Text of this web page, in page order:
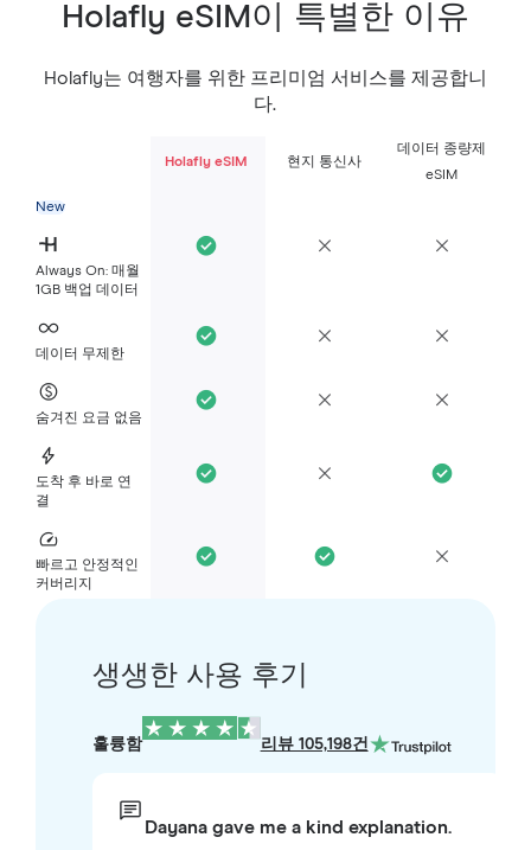
Holafly eSIM이 특별한 이유
Holafly는 여행자를 위한 프리미엄 서비스를 제공합니
다.
Holafly eSIM 현지 통신사
데이터 종량제
eSIM
New
Always On: 매월
1GB 백업 데이터
데이터 무제한
숨겨진 요금 없음
도착 후 바로 연
결
빠르고 안정적인
커버리지
생생한 사용 후기
훌륭함 리뷰 105,198건
Dayana gave me a kind explanation.